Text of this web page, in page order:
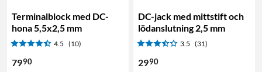
Terminalblock med DC-
hona 5,5x2,5 mm
4.5 (10)
7990
DC-jack med mittstift och
lödanslutning 2,5 mm
3.5 (31)
2990